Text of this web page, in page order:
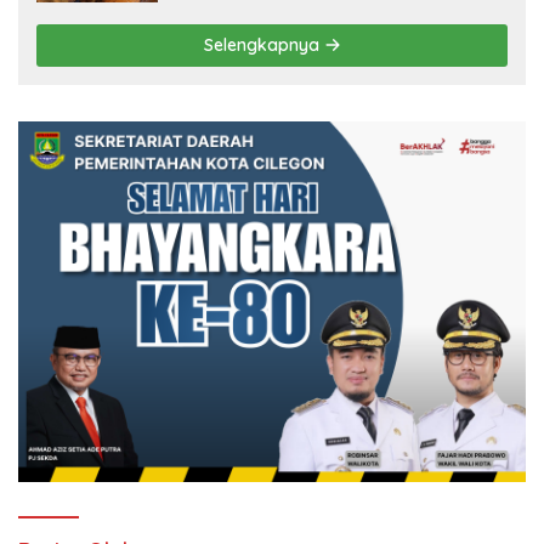
Selengkapnya